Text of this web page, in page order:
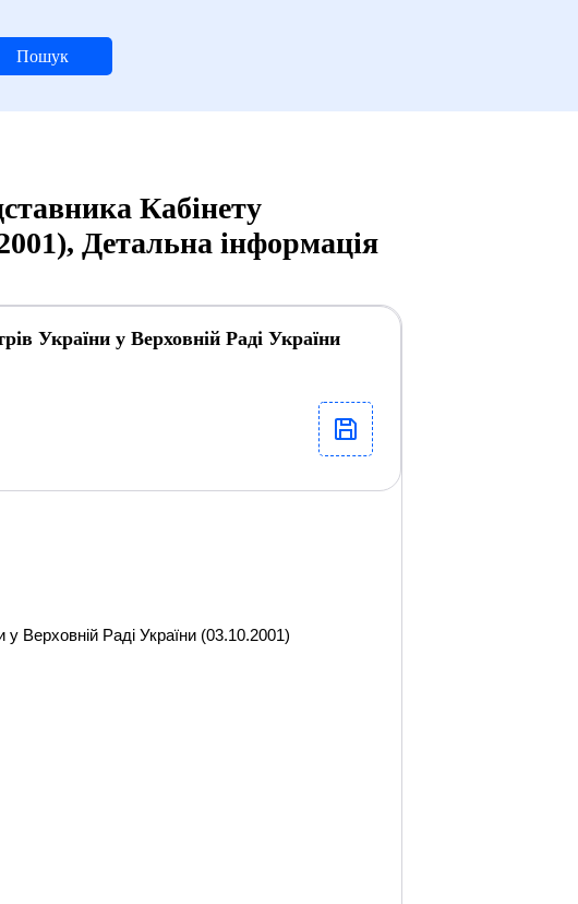
Пошук
Кабінету
Детальна інформація
України у Верховній Раді України
Верховній Раді України (03.10.2001)